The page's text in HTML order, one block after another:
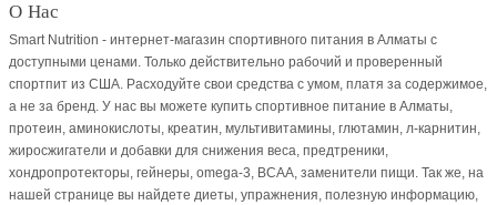
О Нас
Smart Nutrition - интернет-магазин спортивного питания в Алматы с
доступными ценами. Только действительно рабочий и проверенный
спортпит из США. Расходуйте свои средства с умом, платя за содержимое,
а не за бренд. У нас вы можете купить спортивное питание в Алматы,
протеин, аминокислоты, креатин, мультивитамины, глютамин, л-карнитин,
жиросжигатели и добавки для снижения веса, предтреники,
хондропротекторы, гейнеры, omega-3, BCAA, заменители пищи. Так же, на
нашей странице вы найдете диеты, упражнения, полезную информацию,